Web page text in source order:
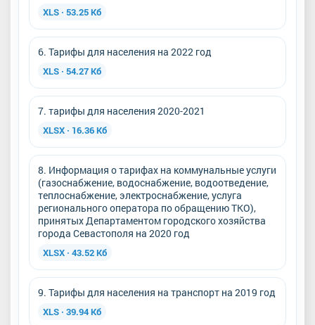
XLS · 53.25 Кб
6. Тарифы для населения на 2022 год
XLS · 54.27 Кб
7. тарифы для населения 2020-2021
XLSX · 16.36 Кб
8. Информация о тарифах на коммунальные услуги
(газоснабжение, водоснабжение, водоотведение,
теплоснабжение, электроснабжение, услуга
регионального оператора по обращению ТКО),
принятых Департаментом городского хозяйства
города Севастополя на 2020 год
XLSX · 43.52 Кб
9. Тарифы для населения на транспорт на 2019 год
XLS · 39.94 Кб